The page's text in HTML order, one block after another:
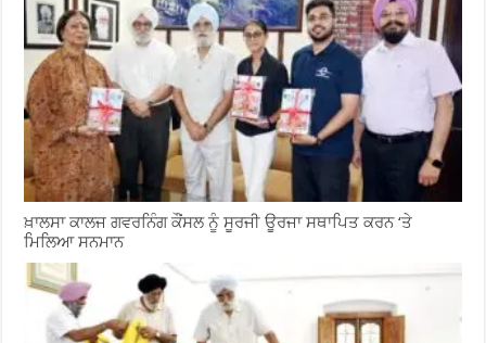
ਖ਼ਾਲਸਾ ਕਾਲਜ ਗਵਰਨਿੰਗ ਕੌਂਸਲ ਨੂੰ ਸੂਰਜੀ ਊਰਜਾ ਸਥਾਪਿਤ ਕਰਨ ‘ਤੇ
ਮਿਲਿਆ ਸਨਮਾਨ